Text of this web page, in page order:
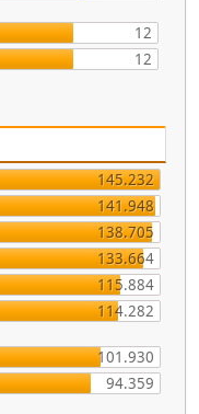
12
12
145.232
141.948
138.705
133.664
115.884
114.282
101.930
94.359